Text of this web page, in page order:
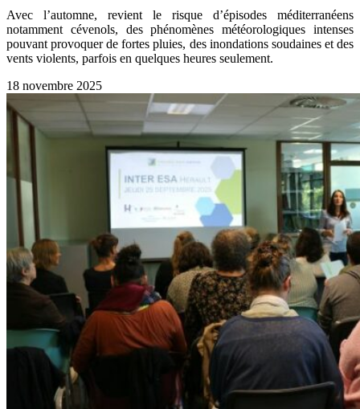
Avec l’automne, revient le risque d’épisodes méditerranéens
notamment cévenols, des phénomènes météorologiques intenses
pouvant provoquer de fortes pluies, des inondations soudaines et des
vents violents, parfois en quelques heures seulement.
18 novembre 2025